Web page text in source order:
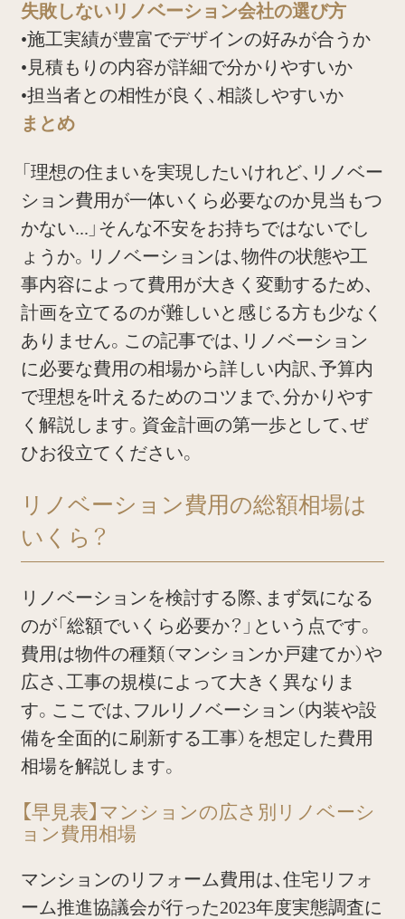
失敗しないリノベーション会社の選び方
•施工実績が豊富でデザインの好みが合うか
•見積もりの内容が詳細で分かりやすいか
•担当者との相性が良く、相談しやすいか
まとめ
「理想の住まいを実現したいけれど、リノベー
ション費用が一体いくら必要なのか見当もつ
かない...」そんな不安をお持ちではないでし
ょうか。リノベーションは、物件の状態や工
事内容によって費用が大きく変動するため、
計画を立てるのが難しいと感じる方も少なく
ありません。この記事では、リノベーション
に必要な費用の相場から詳しい内訳、予算内
で理想を叶えるためのコツまで、分かりやす
く解説します。資金計画の第一歩として、ぜ
ひお役立てください。
リノベーション費用の総額相場は
いくら？
リノベーションを検討する際、まず気になる
のが「総額でいくら必要か？」という点です。
費用は物件の種類（マンションか戸建てか）や
広さ、工事の規模によって大きく異なりま
す。ここでは、フルリノベーション（内装や設
備を全面的に刷新する工事）を想定した費用
相場を解説します。
【早見表】マンションの広さ別リノベーシ
ョン費用相場
マンションのリフォーム費用は、住宅リフォ
ーム推進協議会が行った2023年度実態調査に